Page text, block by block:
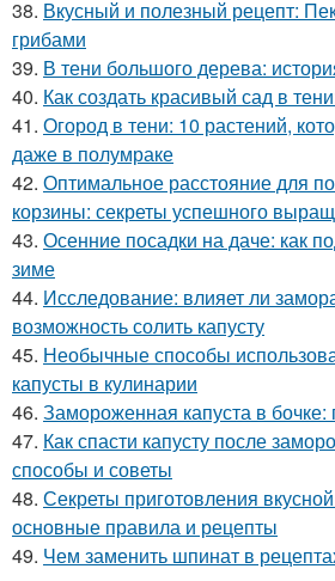
38. Вкусный и полезный рецепт:
грибами
39. В тени большого дерева:
40. Как создать красивый сад в
41. Огород в тени: 10 растений,
даже в полумраке
42. Оптимальное расстояние для
корзины: секреты успешного
43. Осенние посадки на даче: как
зиме
44. Исследование: влияет ли
возможность солить капусту
45. Необычные способы
капусты в кулинарии
46. Замороженная капуста в
47. Как спасти капусту после
способы и советы
48. Секреты приготовления
основные правила и рецепты
49. Чем заменить шпинат в